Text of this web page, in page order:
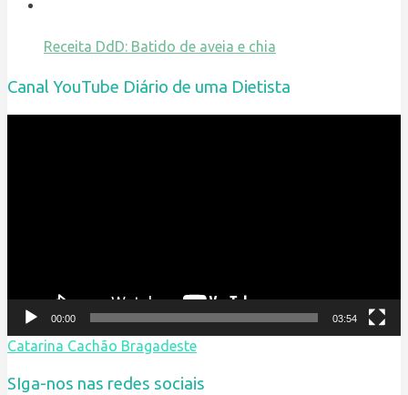
Receita DdD: Batido de aveia e chia
Canal YouTube Diário de uma Dietista
00:00 03:54
Catarina Cachão Bragadeste
SIga-nos nas redes sociais